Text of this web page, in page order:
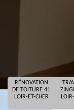
RÉNOVATION
DE TOITURE 41
LOIR-ET-CHER